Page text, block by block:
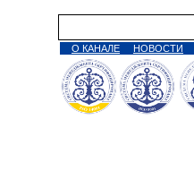
О КАНАЛЕ НОВОСТИ